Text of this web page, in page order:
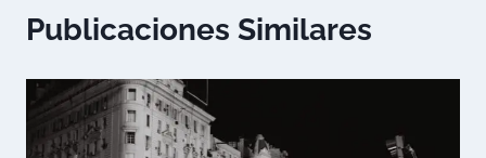
Publicaciones Similares